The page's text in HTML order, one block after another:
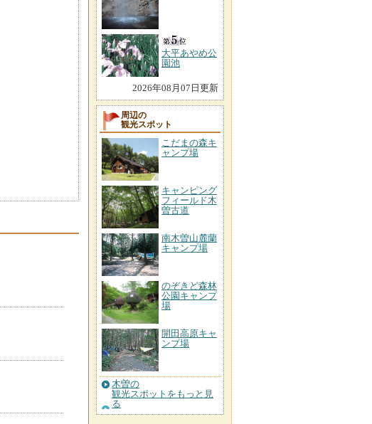
大平あやめ公
園池
2026年08月07日更新
周辺の
観光スポット
こだまの森キ
ャンプ場
キャンピング
フィールド木
曽古道
南木曽山麓蘭
キャンプ場
のぞきど森林
公園キャンプ
場
開田高原キャ
ンプ場
木曽の
観光スポットをもっと見
る